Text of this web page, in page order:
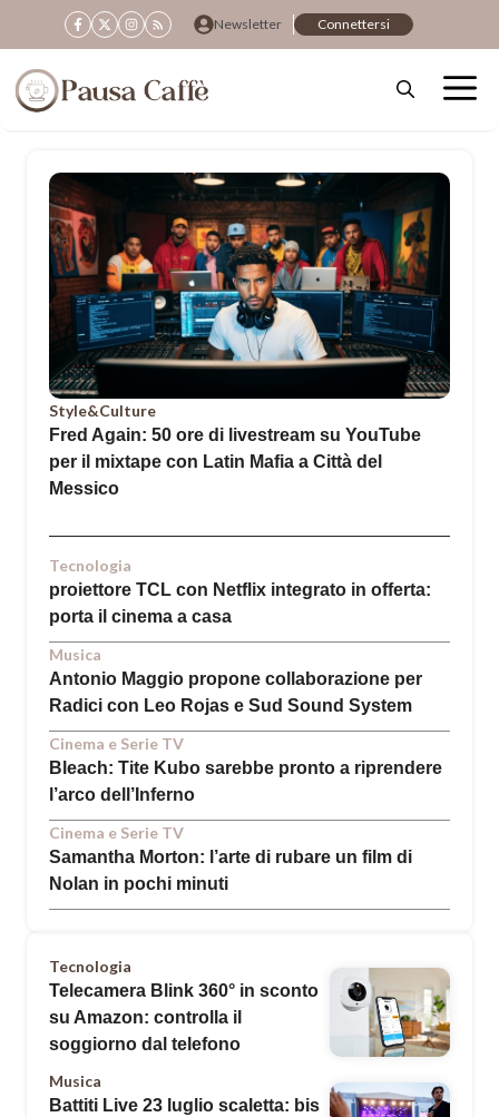
al
contenuto
Newsletter Connettersi
Style&Culture
Fred Again: 50 ore di livestream su YouTube
per il mixtape con Latin Mafia a Città del
Messico
Tecnologia
proiettore TCL con Netflix integrato in offerta:
porta il cinema a casa
Musica
Antonio Maggio propone collaborazione per
Radici con Leo Rojas e Sud Sound System
Cinema e Serie TV
Bleach: Tite Kubo sarebbe pronto a riprendere
l’arco dell’Inferno
Cinema e Serie TV
Samantha Morton: l’arte di rubare un film di
Nolan in pochi minuti
Tecnologia
Telecamera Blink 360° in sconto
su Amazon: controlla il
soggiorno dal telefono
Musica
Battiti Live 23 luglio scaletta: bis